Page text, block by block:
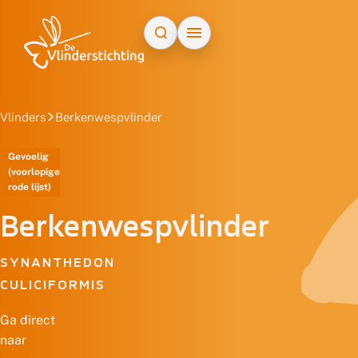
Vlinders Berkenwespvlinder
Gevoelig
(voorlopige
rode lijst)
Berkenwespvlinder
SYNANTHEDON
CULICIFORMIS
Ga direct
naar